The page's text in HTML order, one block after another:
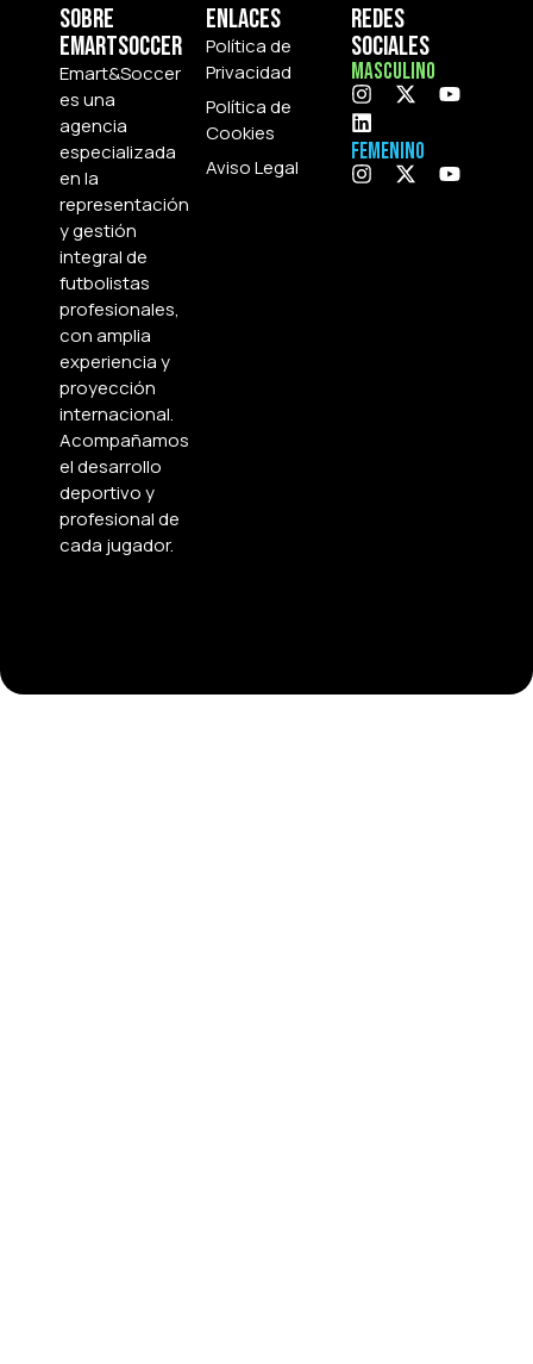
Sobre
Emartsoccer
Emart&Soccer
es una
agencia
especializada
en la
representación
y gestión
integral de
futbolistas
profesionales,
con amplia
experiencia y
proyección
internacional.
Acompañamos
el desarrollo
deportivo y
profesional de
cada jugador.
Enlaces
Política de
Privacidad
Política de
Cookies
Aviso Legal
Redes
Sociales
Masculino
Femenino